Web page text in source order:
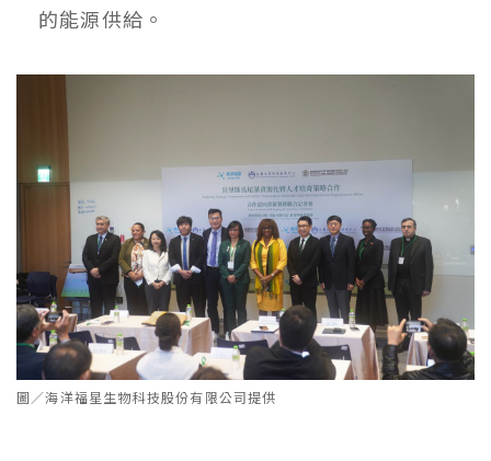
的能源供給。
圖／海洋福星生物科技股份有限公司提供